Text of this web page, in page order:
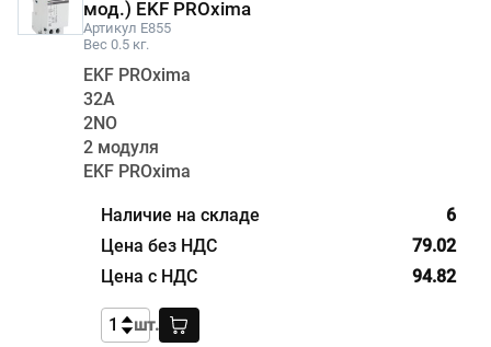
мод.) EKF PROxima
Артикул E855
Вес 0.5 кг.
EKF PROxima
32А
2NО
2 модуля
EKF PROxima
6
79.02
94.82
шт.